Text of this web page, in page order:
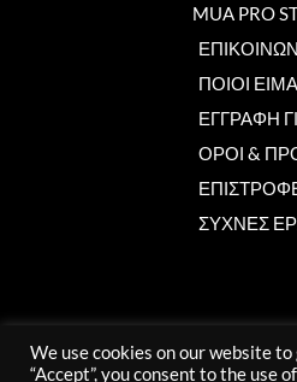
MUA PRO
ΠΟΙΟΙ
ΕΓΓΡΑΦΗ
ΟΡΟΙ &
ΣΥΧΝΕΣ
We use cookies on our website
“Accept”, you consent to the use